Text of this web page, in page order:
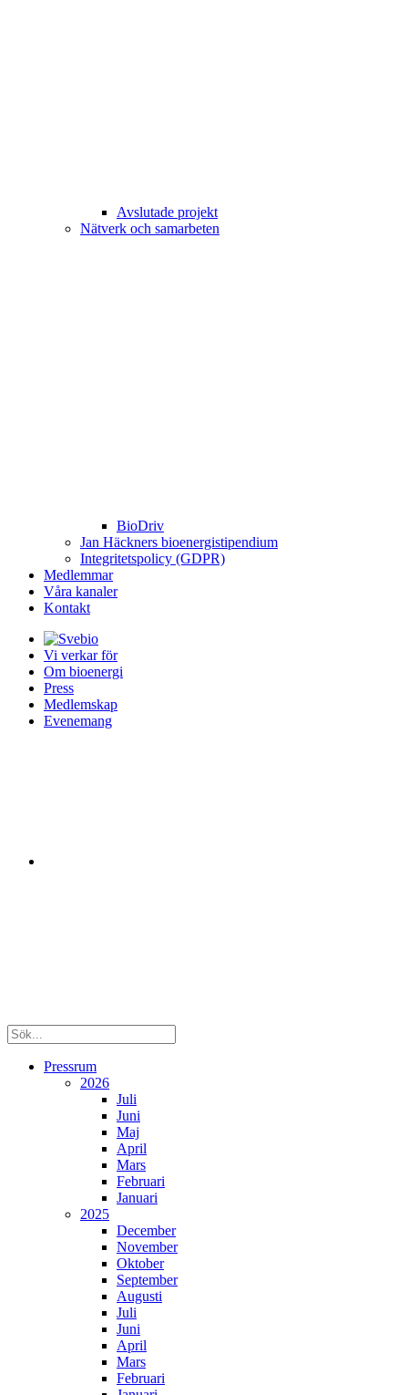
Avslutade projekt
Nätverk och samarbeten
BioDriv
Jan Häckners bioenergistipendium
Integritetspolicy (GDPR)
Medlemmar
Våra kanaler
Kontakt
Vi verkar för
Om bioenergi
Press
Medlemskap
Evenemang
Pressrum
2026
Juli
Juni
Maj
April
Mars
Februari
Januari
2025
December
November
Oktober
September
Augusti
Juli
Juni
April
Mars
Februari